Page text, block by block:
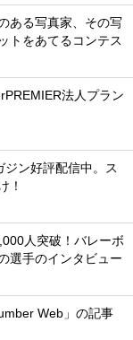
ある写真家、その写
トをあてるコンテス
法人プラン
ジン好評配信中。ス
！
人突破！バレーボ
選手のインタビュー
Web」の記事